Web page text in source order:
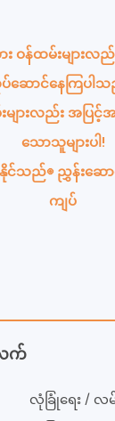
း ဝန်ထမ်းများ
ဆောင်နေကြပါသ
များလည်း အပြ
သောသူများပါ!
ေနိုင်သည်◎ ညွှန်းဆော
ကျပ်
က်
လုံခြုံရေး / လ